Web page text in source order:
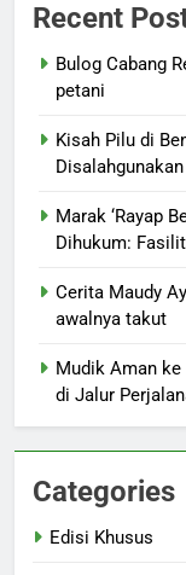
Recent
Bulog Cabang
petani
Kisah Pilu di
Marak ‘Rayap
Dihukum:
Cerita Maudy
awalnya takut
Mudik Aman
di Jalur
Categories
Edisi Khusus